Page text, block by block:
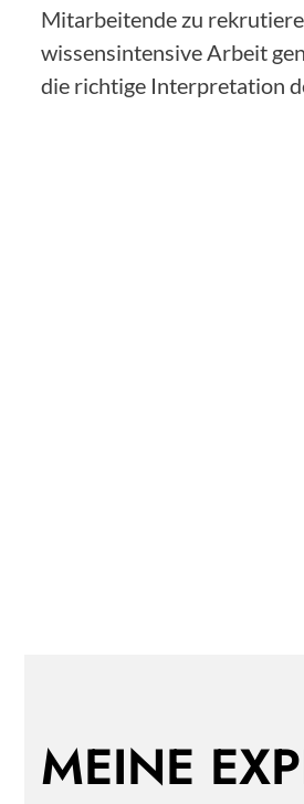
Mitarbeitende zu
wissensintensive Arbeit
die richtige Interpretation
MEINE